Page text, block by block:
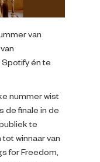
van
én te
nummer wist
de finale in de
te
winnaar van
for Freedom,